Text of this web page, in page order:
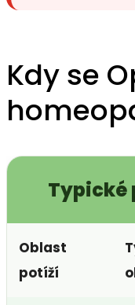
Kdy se
Typické
Oblast
potíží